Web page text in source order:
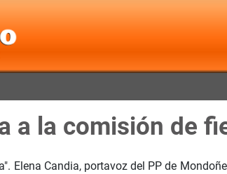
a la comisión de
Elena Candia, portavoz del PP de